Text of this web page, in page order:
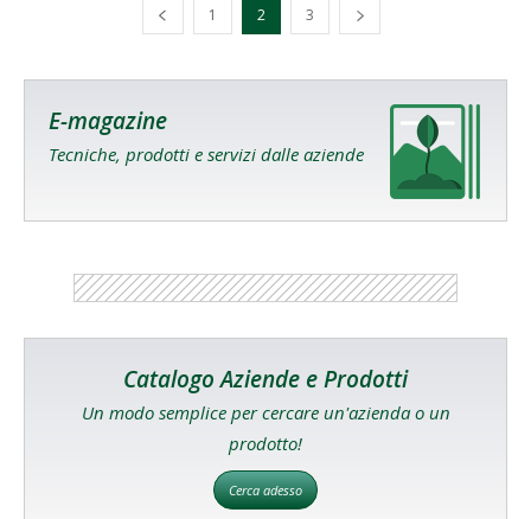
1 2 3
E-magazine
Tecniche, prodotti e servizi dalle aziende
Catalogo Aziende e Prodotti
Un modo semplice per cercare un'azienda o un
prodotto!
Cerca adesso